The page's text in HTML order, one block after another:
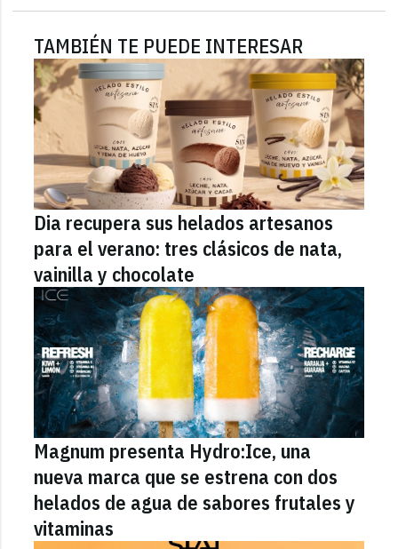
TAMBIÉN TE PUEDE INTERESAR
Dia recupera sus helados artesanos
para el verano: tres clásicos de nata,
vainilla y chocolate
Magnum presenta Hydro:Ice, una
nueva marca que se estrena con dos
helados de agua de sabores frutales y
vitaminas